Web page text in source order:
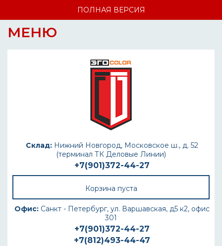
ПОЛНАЯ ВЕРСИЯ
МЕНЮ
Склад: Нижний Новгород, Московское ш., д. 52
(терминал ТК Деловые Линии)
+7(901)372-44-27
Корзина пуста
Офис: Санкт - Петербург, ул. Варшавская, д5 к2, офис
301
+7(901)372-44-27
+7(812)493-44-47